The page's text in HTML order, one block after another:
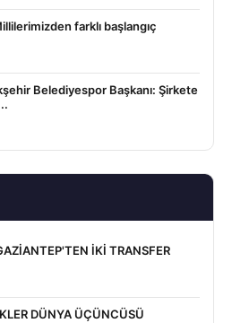
farklı başlangıç
Belediyespor Başkanı: Şirkete
İKİ TRANSFER
DÜNYA ÜÇÜNCÜSÜ